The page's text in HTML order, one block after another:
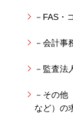
－FAS・
－会計事
－監査法
－その他
など）の